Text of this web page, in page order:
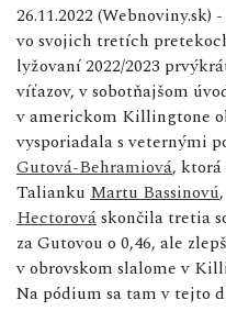
26.11.2022 (Webnoviny.sk)
vo svojich tretích
lyžovaní 2022/2023
víťazov, v sobotňajšom
v americkom Killingtone
vysporiadala s veternými
Gutová-Behramiová, ktorá
Talianku Martu Bassinovú
Hectorováskončila tretia
za Gutovou o 0,46, ale
v obrovskom slalome v
Na pódium sa tam v tejto